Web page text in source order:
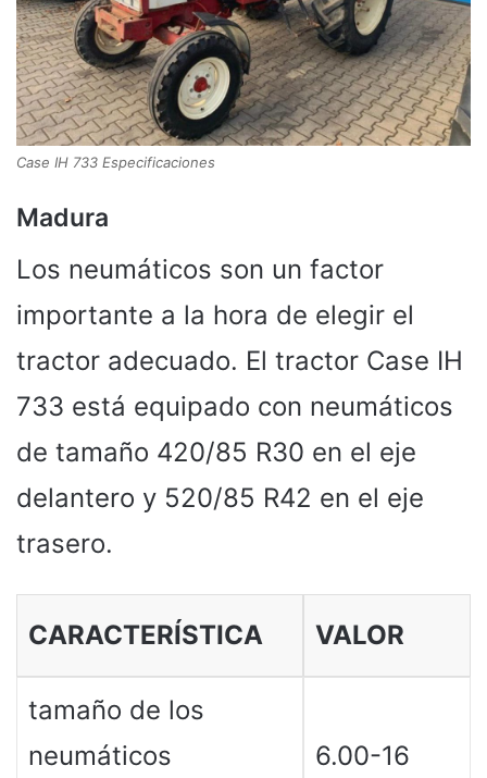
Case IH 733 Especificaciones
Madura
Los neumáticos son un factor
importante a la hora de elegir el
tractor adecuado. El tractor Case IH
733 está equipado con neumáticos
de tamaño 420/85 R30 en el eje
delantero y 520/85 R42 en el eje
trasero.
CARACTERÍSTICA VALOR
tamaño de los
neumáticos
6.00-16